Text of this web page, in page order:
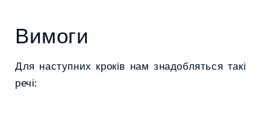
Вимоги
Для наступних кроків нам знадобляться такі
речі: